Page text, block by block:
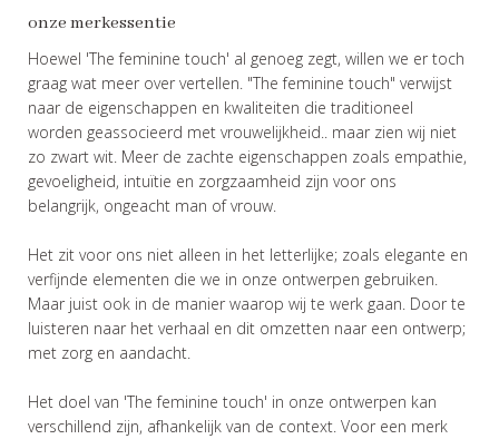
onze merkessentie
Hoewel 'The feminine touch' al genoeg zegt, willen we er toch
graag wat meer over vertellen. "The feminine touch" verwijst
naar de eigenschappen en kwaliteiten die traditioneel
worden geassocieerd met vrouwelijkheid.. maar zien wij niet
zo zwart wit. Meer de zachte eigenschappen zoals empathie,
gevoeligheid, intuïtie en zorgzaamheid zijn voor ons
belangrijk, ongeacht man of vrouw.
Het zit voor ons niet alleen in het letterlijke; zoals elegante en
verfijnde elementen die we in onze ontwerpen gebruiken.
Maar juist ook in de manier waarop wij te werk gaan. Door te
luisteren naar het verhaal en dit omzetten naar een ontwerp;
met zorg en aandacht.
Het doel van 'The feminine touch' in onze ontwerpen kan
verschillend zijn, afhankelijk van de context. Voor een merk